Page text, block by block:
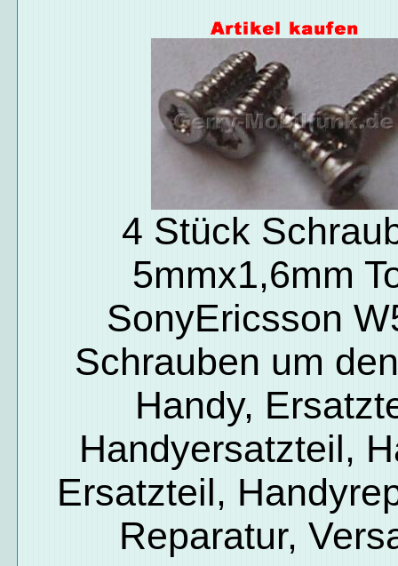
4 Stück
5mmx1,6mm
SonyEricsson
Schrauben um
Handy,
Handyersatzteil,
Ersatzteil,
Reparatur,